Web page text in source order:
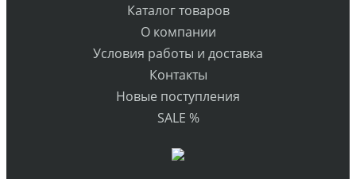
Каталог товаров
О компании
Условия работы и доставка
Контакты
Новые поступления
SALE %